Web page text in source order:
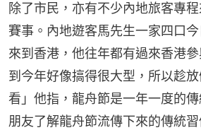
除了市民，亦有不少內地旅客專
賽事。內地遊客馬先生一家四口
來到香港，他往年都有過來香港
到今年好像搞得很大型，所以趁
看」他指，龍舟節是一年一度的
朋友了解龍舟節流傳下來的傳統習